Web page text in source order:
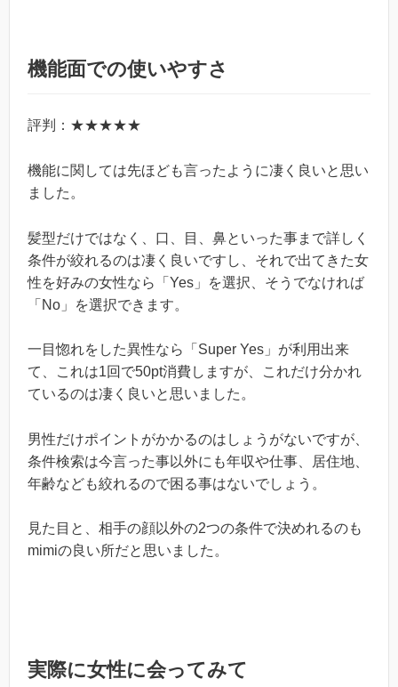
機能面での使いやすさ
評判：★★★★★
機能に関しては先ほども言ったように凄く良いと思い
ました。
髪型だけではなく、口、目、鼻といった事まで詳しく
条件が絞れるのは凄く良いですし、それで出てきた女
性を好みの女性なら「Yes」を選択、そうでなければ
「No」を選択できます。
一目惚れをした異性なら「Super Yes」が利用出来
て、これは1回で50pt消費しますが、これだけ分かれ
ているのは凄く良いと思いました。
男性だけポイントがかかるのはしょうがないですが、
条件検索は今言った事以外にも年収や仕事、居住地、
年齢なども絞れるので困る事はないでしょう。
見た目と、相手の顔以外の2つの条件で決めれるのも
mimiの良い所だと思いました。
実際に女性に会ってみて